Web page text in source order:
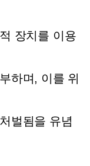
장치를 이용
하며, 이를 위
벌됨을 유념